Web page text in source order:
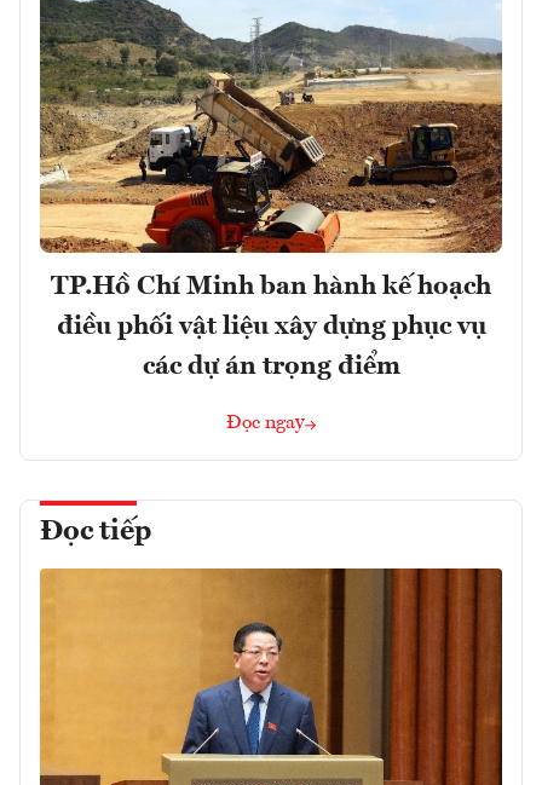
TP.Hồ Chí Minh ban hành kế hoạch
điều phối vật liệu xây dựng phục vụ
các dự án trọng điểm
Đọc ngay
Đọc tiếp